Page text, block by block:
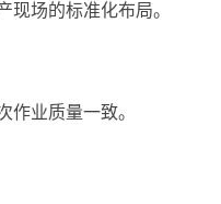
场的标准化布局。
业质量一致。